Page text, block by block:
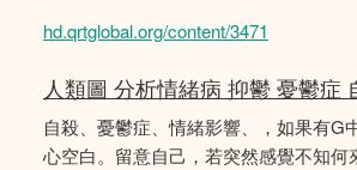
hd.qrtglobal.org/content/3471
人類圖 分析情緒病 抑鬱 憂鬱症
自殺、憂鬱症、情緒影響、，如果有G
心空白。留意自己，若突然感覺不知何